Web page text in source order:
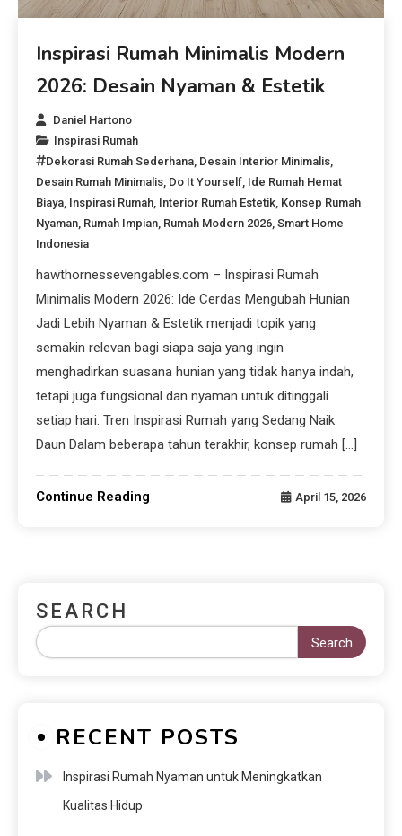
Inspirasi Rumah Minimalis Modern
2026: Desain Nyaman & Estetik
Daniel Hartono
Inspirasi Rumah
Dekorasi Rumah Sederhana, Desain Interior Minimalis,
Desain Rumah Minimalis, Do It Yourself, Ide Rumah Hemat
Biaya, Inspirasi Rumah, Interior Rumah Estetik, Konsep Rumah
Nyaman, Rumah Impian, Rumah Modern 2026,Smart Home
Indonesia
hawthornessevengables.com – Inspirasi Rumah
Minimalis Modern 2026: Ide Cerdas Mengubah Hunian
Jadi Lebih Nyaman & Estetik menjadi topik yang
semakin relevan bagi siapa saja yang ingin
menghadirkan suasana hunian yang tidak hanya indah,
tetapi juga fungsional dan nyaman untuk ditinggali
setiap hari. Tren Inspirasi Rumah yang Sedang Naik
Daun Dalam beberapa tahun terakhir, konsep rumah […]
Continue Reading April 15, 2026
SEARCH
Search
RECENT POSTS
Inspirasi Rumah Nyaman untuk Meningkatkan
Kualitas Hidup